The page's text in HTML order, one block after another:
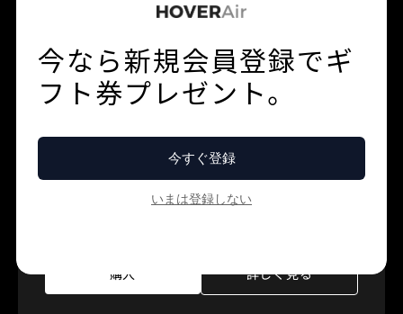
購入 詳しく見る